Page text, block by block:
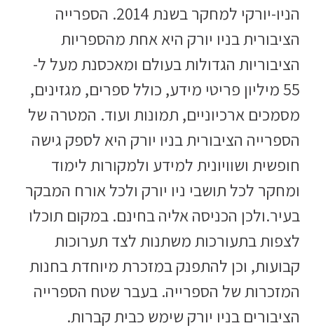
הניו-יורקי למחקר בשנת 2014. הספרייה
הציבורית בניו יורק היא אחת מהספריות
הציבוריות הגדולות בעולם ומאכסנת מעל ל-
55 מיליון פריטי מידע, כולל ספרים, מגזינים,
מסמכים ארכיוניים, תמונות ועוד. המטרה של
הספרייה הציבורית בניו יורק היא לספק גישה
חופשית ושוויונית למידע ולמקורות לימוד
ומחקר לכל תושבי ניו יורק ולכל אורח המבקר
בעיר.ולכן הכניסה אליה בחינם. במקום תוכלו
לצפות בתעורכות משתנות לצד תערוכות
קבועות, וכן להתפנק במזכרת מיוחדת בחנות
המזכרות של הספרייה. בעבר שטח הספרייה
הציבורים בניו יורק שימש כבית קברות.